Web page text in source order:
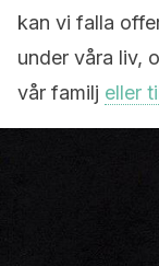
kan vi falla
under våra liv,
vår familj eller